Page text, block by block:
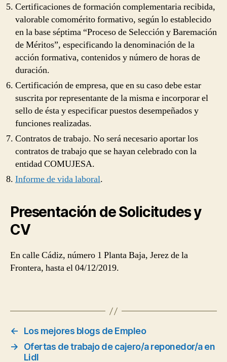
Certificaciones de formación complementaria recibida,
valorable comomérito formativo, según lo establecido
en la base séptima “Proceso de Selección y Baremación
de Méritos”, especificando la denominación de la
acción formativa, contenidos y número de horas de
duración.
Certificación de empresa, que en su caso debe estar
suscrita por representante de la misma e incorporar el
sello de ésta y especificar puestos desempeñados y
funciones realizadas.
Contratos de trabajo. No será necesario aportar los
contratos de trabajo que se hayan celebrado con la
entidad COMUJESA.
Informe de vida laboral.
Presentación de Solicitudes y
CV
En calle Cádiz, número 1 Planta Baja, Jerez de la
Frontera, hasta el 04/12/2019.
←
Los mejores blogs de Empleo
→
Ofertas de trabajo de cajero/a reponedor/a en
Lidl